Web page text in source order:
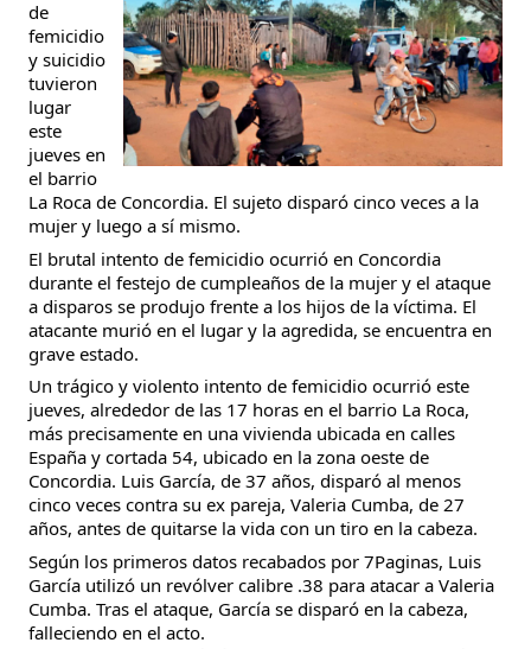
de
femicidio
y suicidio
tuvieron
lugar
este
jueves en
el barrio
La Roca de Concordia. El sujeto disparó cinco veces a la
mujer y luego a sí mismo.
El brutal intento de femicidio ocurrió en Concordia
durante el festejo de cumpleaños de la mujer y el ataque
a disparos se produjo frente a los hijos de la víctima. El
atacante murió en el lugar y la agredida, se encuentra en
grave estado.
Un trágico y violento intento de femicidio ocurrió este
jueves, alrededor de las 17 horas en el barrio La Roca,
más precisamente en una vivienda ubicada en calles
España y cortada 54, ubicado en la zona oeste de
Concordia. Luis García, de 37 años, disparó al menos
cinco veces contra su ex pareja, Valeria Cumba, de 27
años, antes de quitarse la vida con un tiro en la cabeza.
Según los primeros datos recabados por 7Paginas, Luis
García utilizó un revólver calibre .38 para atacar a Valeria
Cumba. Tras el ataque, García se disparó en la cabeza,
falleciendo en el acto.